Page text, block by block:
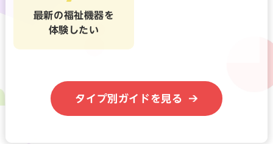
最新の福祉機器を
体験したい
タイプ別ガイドを見る